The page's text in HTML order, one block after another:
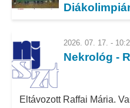
2026. 07. 17. -
Nekrológ -
Eltávozott Raffai Mária.